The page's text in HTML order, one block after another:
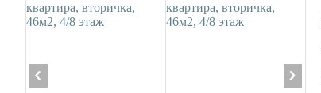
‹ ›